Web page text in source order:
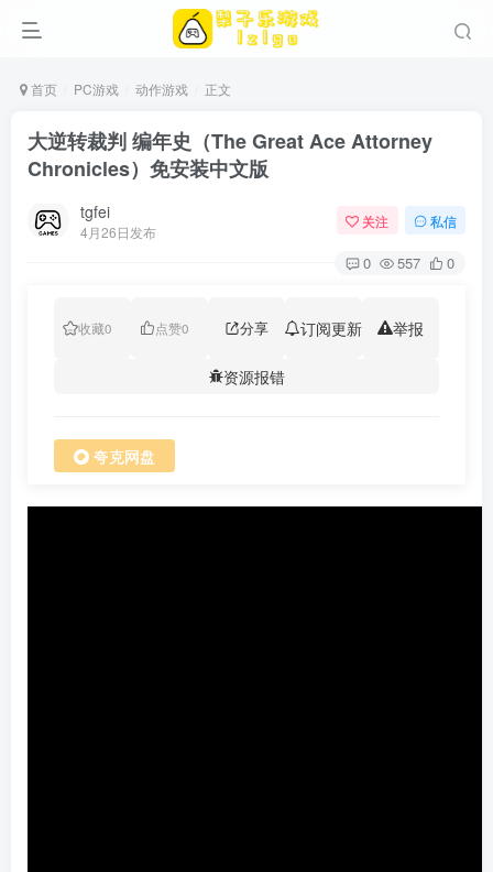
首页 PC游戏 动作游戏 正文
大逆转裁判 编年史（The Great Ace Attorney
Chronicles）免安装中文版
tgfei
4月26日发布
关注 私信
0 557 0
收藏0 点赞0 分享 订阅更新 举报
资源报错
夸克网盘